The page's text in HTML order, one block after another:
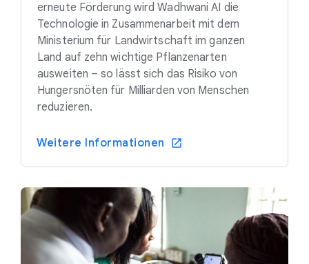
erneute Förderung wird Wadhwani AI die
Technologie in Zusammenarbeit mit dem
Ministerium für Landwirtschaft im ganzen
Land auf zehn wichtige Pflanzenarten
ausweiten – so lässt sich das Risiko von
Hungersnöten für Milliarden von Menschen
reduzieren.
Weitere Informationen